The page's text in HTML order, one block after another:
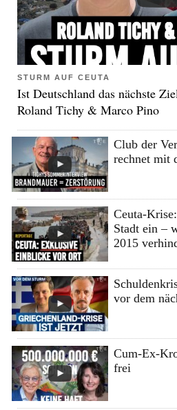
STURM AUF CEUTA
Ist Deutschland das nächste
Roland Tichy & Marco Pino
Club der
rechnet mit
Ceuta-
Stadt ein –
2015
vor dem
Cum-Ex-
frei